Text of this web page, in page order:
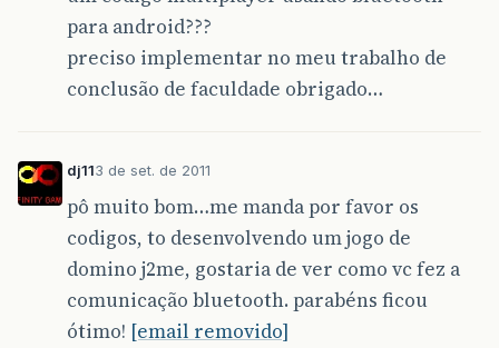
para android???
preciso implementar no meu trabalho de
conclusão de faculdade obrigado…
dj113 de set. de 2011
pô muito bom…me manda por favor os
codigos, to desenvolvendo um jogo de
domino j2me, gostaria de ver como vc fez a
comunicação bluetooth. parabéns ficou
ótimo! [email removido]